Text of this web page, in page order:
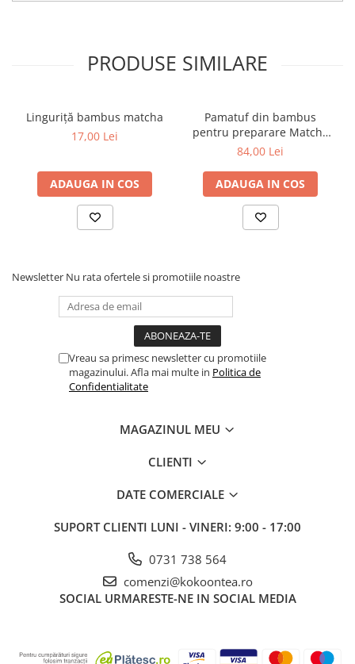
PRODUSE SIMILARE
Linguriţă bambus matcha
17,00 Lei
ADAUGA IN COS
Pamatuf din bambus
pentru preparare Matcha
(Matcha Whisk)
84,00 Lei
ADAUGA IN COS
Newsletter Nu rata ofertele si promotiile noastre
Vreau sa primesc newsletter cu promotiile
magazinului. Afla mai multe in Politica de
Confidentialitate
MAGAZINUL MEU
CLIENTI
DATE COMERCIALE
SUPORT CLIENTI LUNI - VINERI: 9:00 - 17:00
0731 738 564
comenzi@kokoontea.ro
SOCIAL URMARESTE-NE IN SOCIAL MEDIA